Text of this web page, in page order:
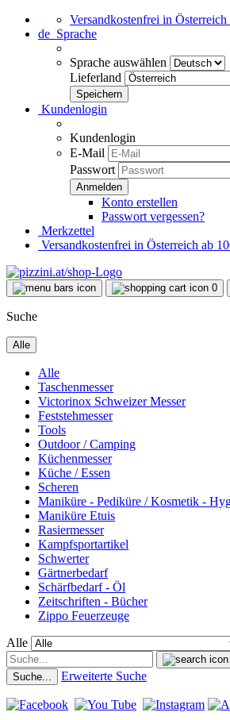
Versandkostenfrei in
de Sprache
Sprache auswählen
Lieferland
Kundenlogin
Kundenlogin
E-Mail
Passwort
Konto erstellen
Passwort vergessen?
Merkzettel
Versandkostenfrei in Österreich ab
0
Suche
Alle
Alle
Taschenmesser
Victorinox Schweizer Messer
Feststehmesser
Tools
Outdoor / Camping
Küchenmesser
Küche / Essen
Scheren
Maniküre - Pediküre / Kosmetik -
Maniküre Etuis
Rasiermesser
Kampfsportartikel
Schwerter
Gärtnerbedarf
Schärfbedarf - Öl
Zeitschriften - Bücher
Zippo Feuerzeuge
Alle
Suche... Erweiterte Suche